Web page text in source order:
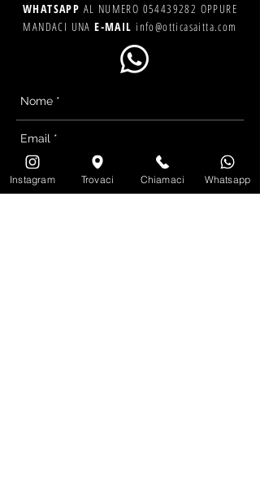
WHATSAPP AL NUMERO 054439282 OPPURE
MANDACI UNAE-MAIL info@otticasaitta.com
Instagram Trovaci Chiamaci Whatsapp